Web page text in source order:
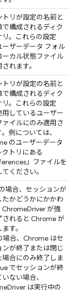
トリが設定の名前と
で構成されるディク
リ。これらの設定
ーザーデータ フォル
ーカル状態ファイル
れます。
トリが設定の名前と
で構成されるディク
リ。これらの設定
用しているユーザー
ァイルにのみ適用さ
例については、
のユーザーデータ
クトリにある
」ファイルを
ください。
場合、セッションが
たかどうかにかかわ
ChromeDriver が強
されると Chrome が
す。
場合、Chrome はセ
ンが終了または閉じ
場合にのみ終了しま
でセッションが終
ない場合、
は実行中の